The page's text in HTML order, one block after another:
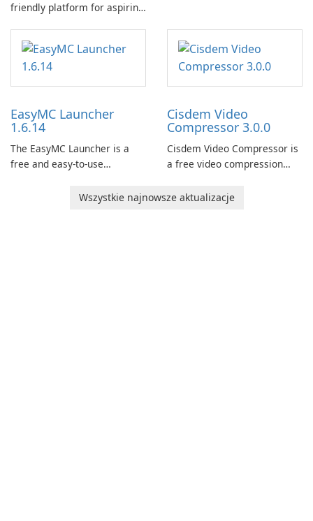
friendly platform for aspiring
imagination to life. With a
wide range of tools and
features, this app allows
users to easily design 3D
captivating animated scenes.
This game is where it all
began! Junk Jack Retro,
formerly known as Junk Jack,
EasyMC Launcher
1.6.14
The EasyMC Launcher is a
free and easy-to-use
developed by EasyMC. It
Cisdem Video
Compressor 3.0.0
Cisdem Video Compressor is
a free video compression
users to compress media
Wszystkie najnowsze aktualizacje